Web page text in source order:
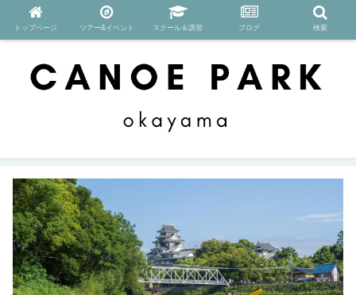
トップページ ツアー&イベント スクール＆講習 ブログ 検索